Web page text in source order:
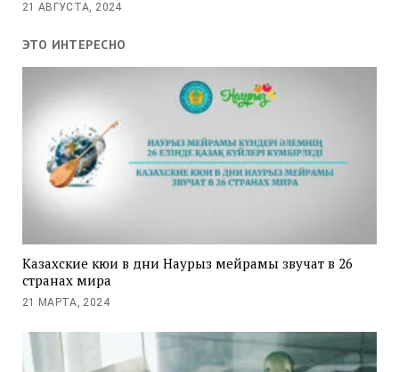
21 АВГУСТА, 2024
ЭТО ИНТЕРЕСНО
Казахские кюи в дни Наурыз мейрамы звучат в 26
странах мира
21 МАРТА, 2024